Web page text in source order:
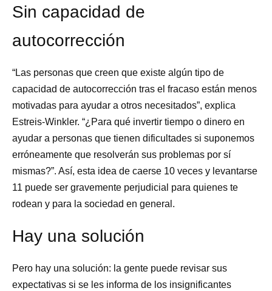
Sin capacidad de
autocorrección
“Las personas que creen que existe algún tipo de
capacidad de autocorrección tras el fracaso están menos
motivadas para ayudar a otros necesitados”, explica
Estreis-Winkler. “¿Para qué invertir tiempo o dinero en
ayudar a personas que tienen dificultades si suponemos
erróneamente que resolverán sus problemas por sí
mismas?”. Así, esta idea de caerse 10 veces y levantarse
11 puede ser gravemente perjudicial para quienes te
rodean y para la sociedad en general.
Hay una solución
Pero hay una solución: la gente puede revisar sus
expectativas si se les informa de los insignificantes